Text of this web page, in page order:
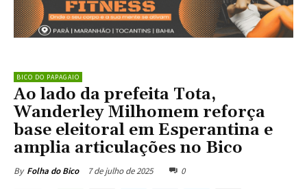
BICO DO PAPAGAIO
Ao lado da prefeita Tota,
Wanderley Milhomem reforça
base eleitoral em Esperantina e
amplia articulações no Bico
By Folha do Bico 7 de julho de 2025 0